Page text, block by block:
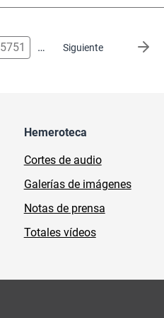
5751 … Siguiente
Siguiente página
Hemeroteca
Cortes de audio
Galerías de imágenes
Notas de prensa
Totales vídeos